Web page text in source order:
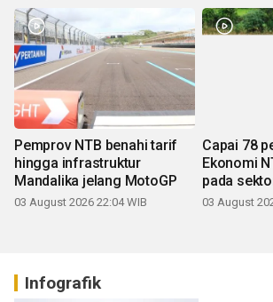
Pemprov NTB benahi tarif
hingga infrastruktur
Mandalika jelang MotoGP
03 August 2026 22:04 WIB
Capai 78
Ekonomi
pada
03 August
Infografik